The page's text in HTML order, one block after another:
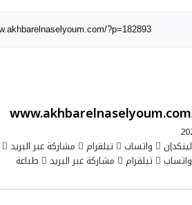
?p=182893
لينكدإن واتساب تيلقرام مشاركة عبر البريد
واتساب تيلقرام مشاركة عبر البريد طباعة